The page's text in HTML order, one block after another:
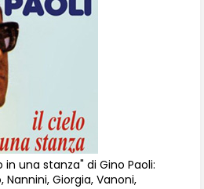
una stanza" di Gino Paoli:
Giorgia, Vanoni,